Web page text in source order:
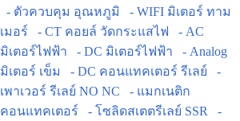
- ตัวควบคุม อุณหภูมิ
- WIFI มิเตอร์ ทาม
เมอร์
- CT คอยล์ วัดกระแสไฟ
- AC
มิเตอร์ไฟฟ้า
- DC มิเตอร์ไฟฟ้า
- Analog
มิเตอร์ เข็ม
- DC คอนแทคเตอร์ รีเลย์
-
เพาเวอร์ รีเลย์ NO NC
- แมกเนติก
คอนแทคเตอร์
- โซลิดสเตตรีเลย์ SSR
-